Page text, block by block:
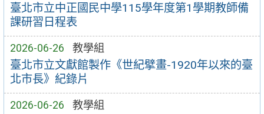
臺北市立中正國民中學115學年度第1學期教師備
課研習日程表
2026-06-26 教學組
臺北市立文獻館製作《世紀擘畫-1920年以來的臺
北市長》紀錄片
2026-06-26 教學組